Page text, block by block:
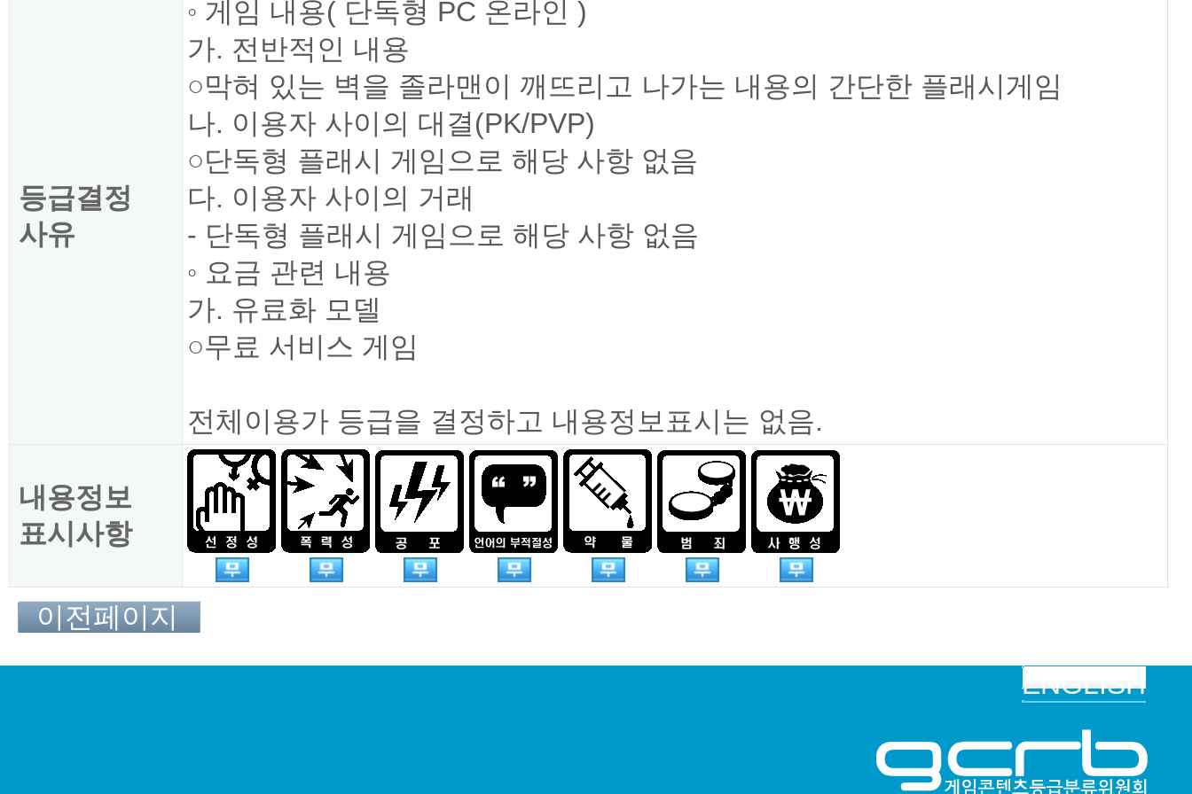
등급결정
사유
◦ 게임 내용( 단독형 PC 온라인 )
가. 전반적인 내용
○막혀 있는 벽을 졸라맨이 깨뜨리고 나가는 내용의 간단한 플래시게임
나. 이용자 사이의 대결(PK/PVP)
○단독형 플래시 게임으로 해당 사항 없음
다. 이용자 사이의 거래
- 단독형 플래시 게임으로 해당 사항 없음
◦ 요금 관련 내용
가. 유료화 모델
○무료 서비스 게임
전체이용가 등급을 결정하고 내용정보표시는 없음.
내용정보
표시사항
이전페이지
ENGLISH